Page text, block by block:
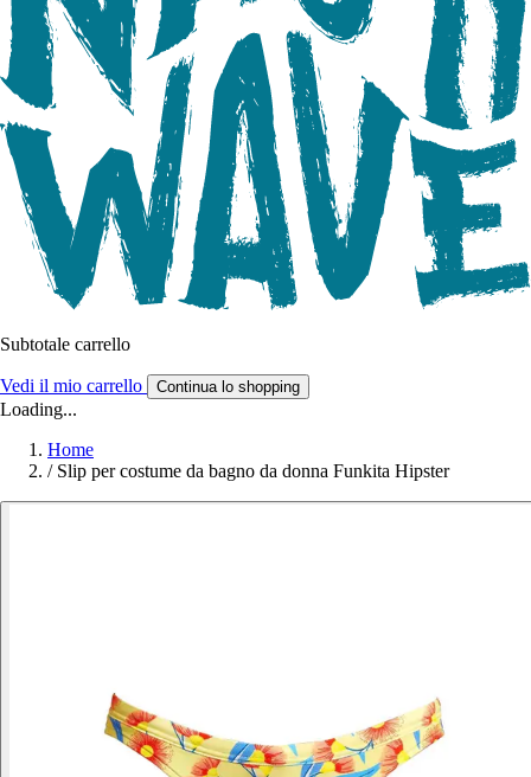
Subtotale carrello
Vedi il mio carrello Continua lo shopping
Loading...
Home
/ Slip per costume da bagno da donna Funkita Hipster